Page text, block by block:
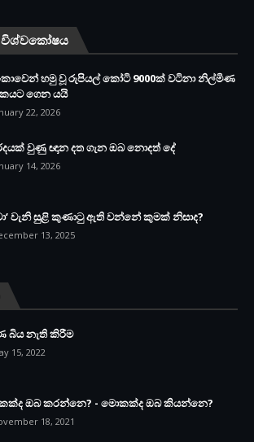
විශ්වකෝෂය
හමු වූ රුපියල් කෝටි 9000ක් වටිනා නිල්මිණ
ගෙන යයි
22, 2026
වුණු ඥාන දත ගැන ඔබ නොදත් දේ
14, 2026
වැනි සුළි කුණාටු ඇති වන්නේ කුමක් නිසාද?
13, 2025
බිය නැති කිරීම
15, 2022
ඔබ කරන්නෙ? - මොකක්ද ඔබ කියන්නෙ?
18, 2021